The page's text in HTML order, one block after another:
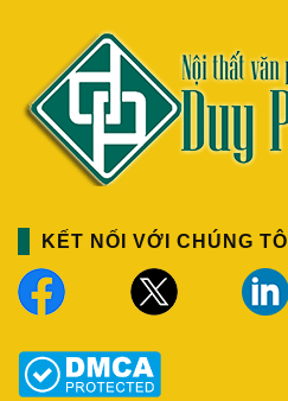
KẾT NỐI VỚI CHÚNG TÔI